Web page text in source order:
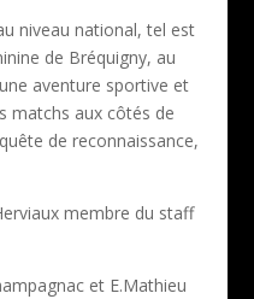
niveau national, tel est
de Bréquigny, au
aventure sportive et
matchs aux côtés de
de reconnaissance,
membre du staff
et E.Mathieu